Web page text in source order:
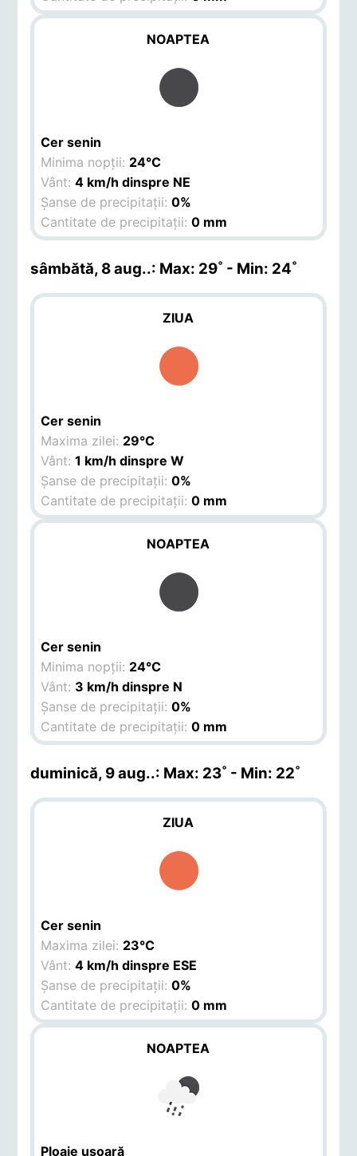
NOAPTEA
Cer senin
Minima nopții: 24°C
Vânt:4 km/h dinspre NE
Șanse de precipitații:0%
Cantitate de precipitații:0 mm
sâmbătă, 8 aug..: Max: 29˚ - Min: 24˚
ZIUA
Cer senin
Maxima zilei: 29°C
Vânt:1 km/h dinspre W
Șanse de precipitații:0%
Cantitate de precipitații:0 mm
NOAPTEA
Cer senin
Minima nopții: 24°C
Vânt: 3 km/h dinspre N
Șanse de precipitații:0%
Cantitate de precipitații:0 mm
duminică, 9 aug..: Max: 23˚ - Min: 22˚
ZIUA
Cer senin
Maxima zilei: 23°C
Vânt:4 km/h dinspre ESE
Șanse de precipitații:0%
Cantitate de precipitații:0 mm
NOAPTEA
Ploaie ușoară